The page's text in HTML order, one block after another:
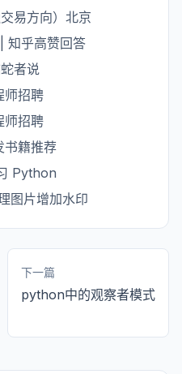
易方向）北京
知乎高赞回答
者说
师招聘
师招聘
籍推荐
Python
图片增加水印
下一篇
python中的观察者模式